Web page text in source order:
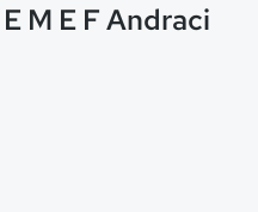
M E F Andraci